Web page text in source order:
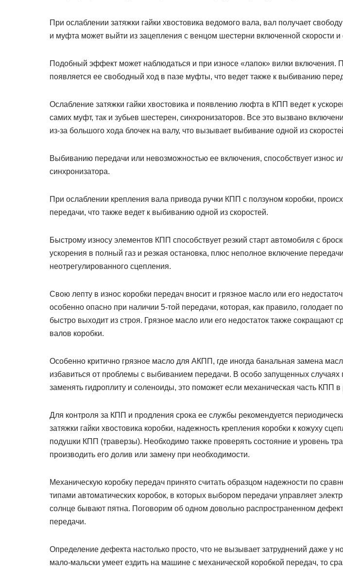
При ослаблении затяжки гайки хвостовика ведомого вала, вал получает
и муфта может выйти из зацепления с венцом шестерни включенной скорости и
Подобный эффект может наблюдаться и при износе «лапок» вилки включения.
появляется ее свободный ход в пазе муфты, что ведет также к выбиванию
Ослабление затяжки гайки хвостовика и появлению люфта в КПП ведет к
самих муфт, так и зубьев шестерен, синхронизаторов. Все это вызвано
из-за большого хода блочек на валу, что вызывает выбивание одной из
Выбиванию передачи или невозможностью ее включения, способствует износ
синхронизатора.
При ослаблении крепления вала привода ручки КПП с ползуном коробки,
передачи, что также ведет к выбиванию одной из скоростей.
Быстрому износу элементов КПП способствует резкий старт автомобиля с
ускорения в полный газ и резкая остановка, плюс неполное включение
неотрегулированного сцепления.
Свою лепту в износ коробки передач вносит и грязное масло или его
особенно опасно при наличии 5-той передачи, которая, как правило, голодает
быстро выходит из строя. Грязное масло или его недостаток также сокращают
валов коробки.
Особенно критично грязное масло для АКПП, где иногда банальная замена
избавиться от проблемы с выбиванием передачи. В особо запущенных случаях
заменять гидроплиту и соленоиды, это поможет если механическая часть КПП
Для контроля за КПП и продления срока ее службы рекомендуется
затяжки гайки хвостовика коробки, надежность крепления коробки к кожуху
подушки КПП (траверзы). Необходимо также проверять состояние и уровень
производить его долив или замену при необходимости.
Механическую коробку передач принято считать образцом надежности по
типами автоматических коробок, в которых выбором передачи управляет
солнце бывают пятна. Поговорим об одном довольно распространенном
передачи.
Определение дефекта настолько просто, что не вызывает затруднений даже у
мало-мальски умеет ездить на машине с механической коробкой передач, то